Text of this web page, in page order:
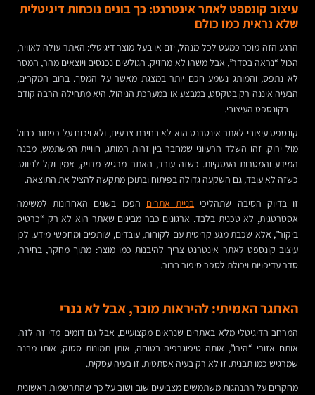
עיצוב קונספט לאתר אינטרנט: כך בונים נוכחות דיגיטלית
שלא נראית כמו כולם
הרגע הזה מוכר כמעט לכל מנהל, יזם או בעל מוצר דיגיטלי: האתר עולה לאוויר,
הכול “נראה בסדר”, אבל משהו לא מחזיק. הגולשים נכנסים ויוצאים מהר, המסר
לא נתפס, והמותג נשמע חכם יותר במצגת מאשר על המסך. ברוב המקרים,
הבעיה איננה רק בטקסט, במבצע או במערכת הניהול. היא מתחילה הרבה קודם
— בקונספט העיצובי.
קונספט עיצובי לאתר אינטרנט הוא לא בחירת צבעים, ולא ויכוח על כפתור כחול
מול ירוק. זהו השלד הרעיוני שמחבר בין זהות המותג, חוויית המשתמש, מבנה
המידע והמטרות העסקיות. כשזה עובד, האתר מרגיש מדויק, אמין וקל לניווט.
כשזה לא עובד, גם השקעה גדולה בפיתוח ובתוכן מתקשה להציל את התוצאה.
זו בדיוק הסיבה שתהליכי בניית אתרים הפכו בשנים האחרונות למשימה
אסטרטגית, לא טכנית בלבד. ארגונים כבר מבינים שאתר הוא לא רק “כרטיס
ביקור”, אלא שכבת מגע קריטית עם לקוחות, עובדים, שותפים ומחפשי מידע. לכן
עיצוב קונספט לאתר אינטרנט צריך להיבנות כמו מוצר: מתוך מחקר, בחירה,
סדר עדיפויות ויכולת לספר סיפור ברור.
האתגר האמיתי: להיראות מוכר, אבל לא גנרי
המרחב הדיגיטלי מלא באתרים שנראים מקצועיים, אבל גם דומים מדי זה לזה.
אותם אזורי “הירו”, אותה טיפוגרפיה בטוחה, אותן תמונות סטוק, אותו מבנה
שמרגיש כמו תבנית. זו לא רק בעיה אסתטית. זו בעיה עסקית.
מחקרים על התנהגות משתמשים מצביעים שוב ושוב על כך שהתרשמות ראשונית